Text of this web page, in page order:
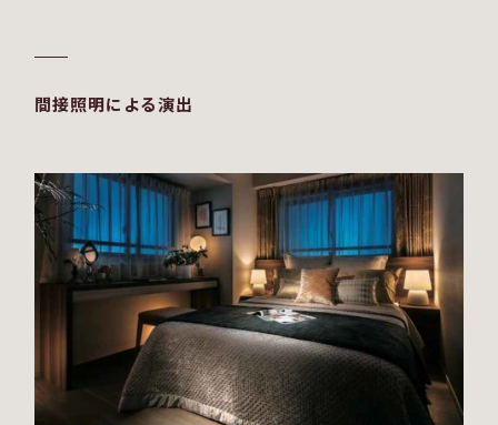
間接照明による演出